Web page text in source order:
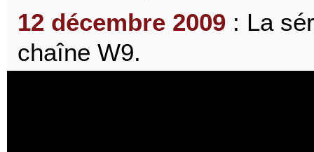
12 décembre 2009 : La
chaîne W9.